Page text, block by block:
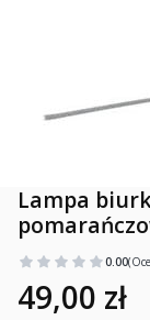
Lampa
0.00
49,00 zł